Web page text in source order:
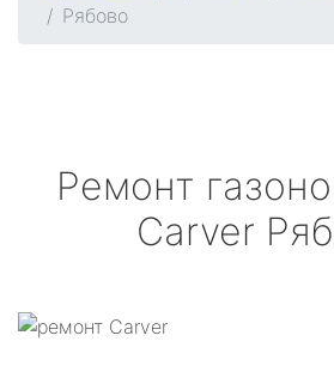
Рябово
Ремонт
Carver